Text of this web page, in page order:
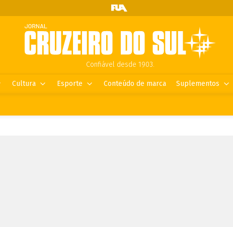
Confiável desde 1903.
Cultura Esporte Conteúdo de marca Suplementos